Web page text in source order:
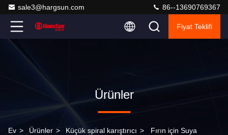
sale3@hargsun.com 86--13690769367
Fiyat Teklifi
Ürünler
Ev > Ürünler > Küçük spiral karıştırıcı > Fırın için Suya